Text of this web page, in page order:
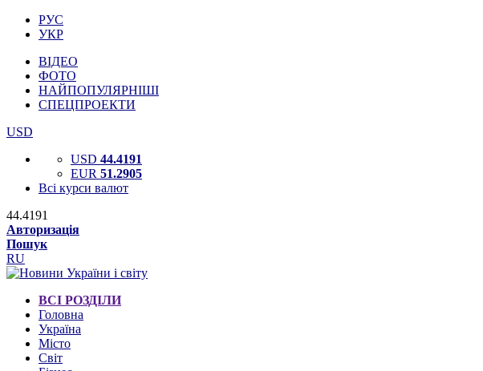
РУС
УКР
ВІДЕО
ФОТО
НАЙПОПУЛЯРНІШІ
СПЕЦПРОЕКТИ
USD
USD 44.4191
EUR 51.2905
Всі курси валют
44.4191
Авторизація
Пошук
RU
ВСІ РОЗДІЛИ
Головна
Україна
Місто
Світ